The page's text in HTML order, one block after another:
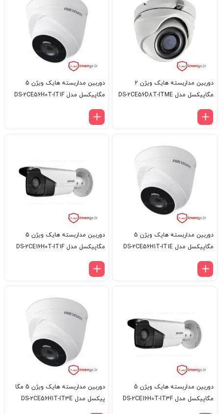
دوربین مداربسته هایک ویژن 2
مگاپیکسل مدل DS-2CE56D8T-ITME
دوربین مداربسته هایک ویژن 5
مگاپیکسل مدل DS-2CE56H0T-IT1F
دوربین مداربسته هایک ویژن 5
مگاپیکسل مدل DS-2CE56H1T-IT1E
دوربین مداربسته هایک ویژن 5
مگاپیکسل مدل DS-2CE16H0T-IT1F
دوربین مداربسته هایک ویژن 5
مگاپیکسل مدل DS-2CE16H0T-IT3F
دوربین مداربسته هایک ویژن 5 مگا
پیکسل مدل DS-2CE56H1T-IT3E